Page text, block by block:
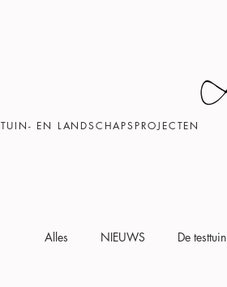
TUIN- EN LANDSCHAPSPROJECTEN
Alles NIEUWS De testtuin